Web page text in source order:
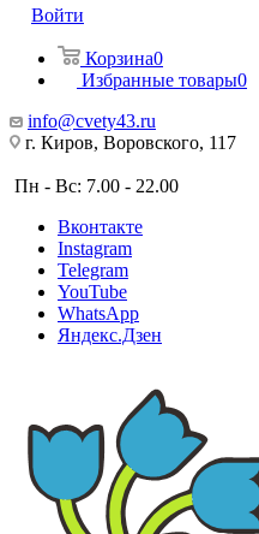
Войти
Корзина0
Избранные товары0
info@cvety43.ru
г. Киров, Воровского, 117
Пн - Вс: 7.00 - 22.00
Вконтакте
Instagram
Telegram
YouTube
WhatsApp
Яндекс.Дзен